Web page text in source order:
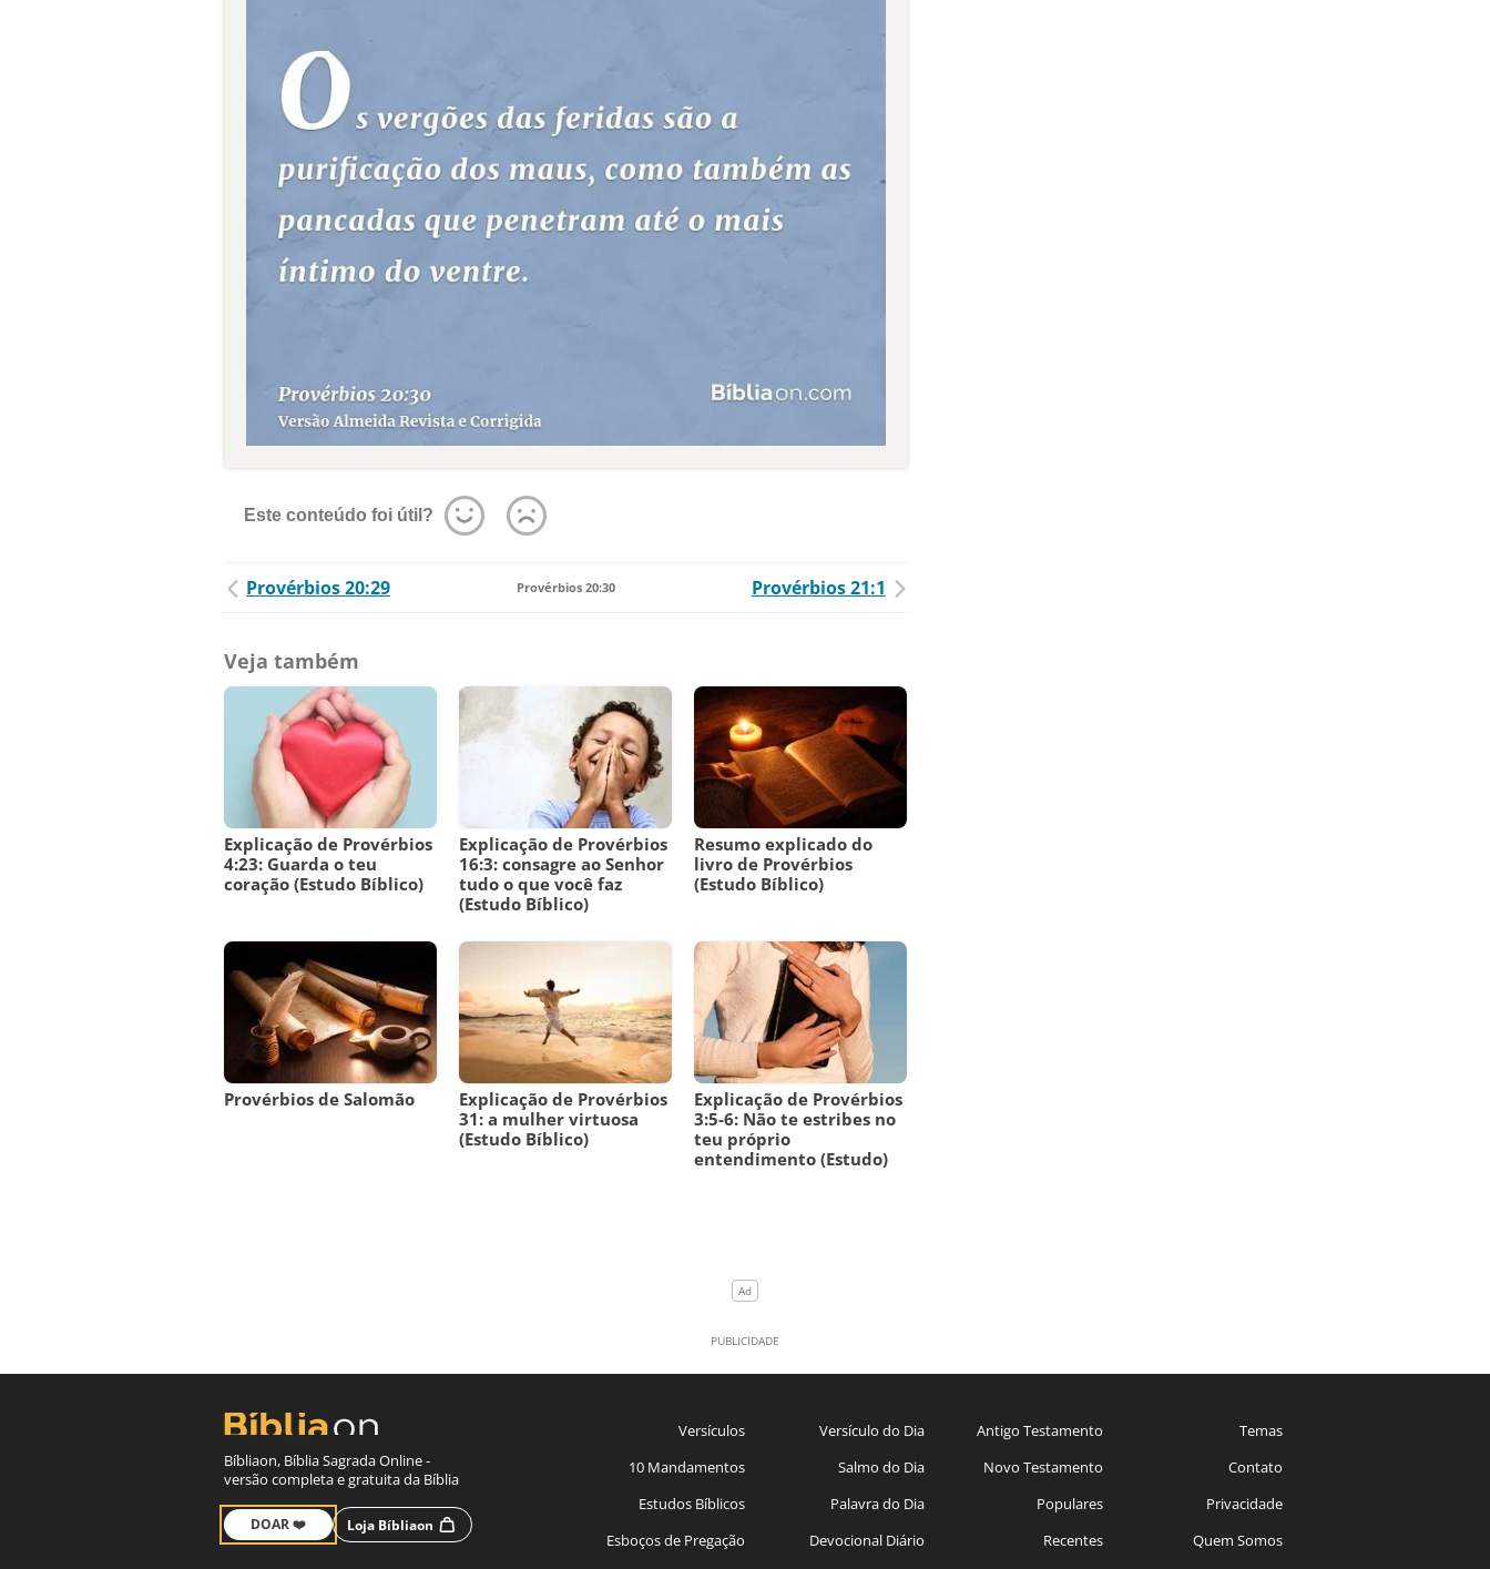
Este conteúdo foi útil?
Provérbios 20:29 Provérbios 20:30 Provérbios 21:1
Veja também
Explicação de Provérbios
4:23: Guarda o teu
coração (Estudo Bíblico)
Explicação de Provérbios
16:3: consagre ao Senhor
tudo o que você faz
(Estudo Bíblico)
Resumo explicado do
livro de Provérbios
(Estudo Bíblico)
Provérbios de Salomão
Explicação de Provérbios
31: a mulher virtuosa
(Estudo Bíblico)
Explicação de Provérbios
3:5-6: Não te estribes no
teu próprio
entendimento (Estudo)
Bíbliaon, Bíblia Sagrada Online -
versão completa e gratuita da Bíblia
DOAR ❤️ Loja Bíbliaon
Versículos
10 Mandamentos
Estudos Bíblicos
Esboços de Pregação
Versículo do Dia
Salmo do Dia
Palavra do Dia
Devocional Diário
Antigo Testamento
Novo Testamento
Populares
Recentes
Temas
Contato
Privacidade
Quem Somos